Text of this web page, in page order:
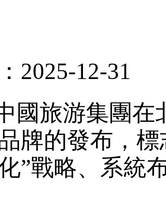
2025-12-31
國旅游集團在
牌的發布，
”戰略、系統